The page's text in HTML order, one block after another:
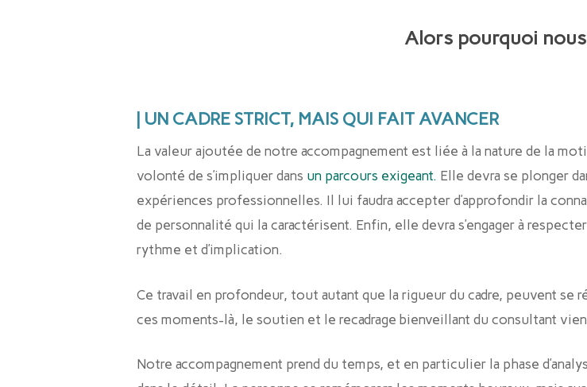
Alors pourquoi
| UN CADRE STRICT, MAIS QUI FAIT AVANCER
La valeur ajoutée de notre accompagnement est liée à la nature de la
volonté de s’impliquer dans un parcours exigeant. Elle devra se plonger
expériences professionnelles. Il lui faudra accepter d’approfondir la
de personnalité qui la caractérisent. Enfin, elle devra s’engager à
rythme et d’implication.
Ce travail en profondeur, tout autant que la rigueur du cadre, peuvent
ces moments-là, le soutien et le recadrage bienveillant du consultant
Notre accompagnement prend du temps, et en particulier la phase